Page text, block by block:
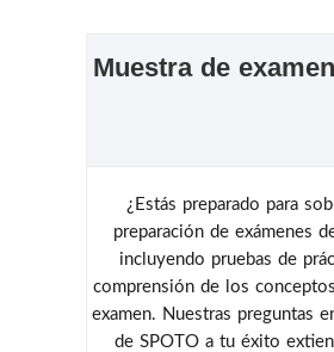
Muestra de
¿Estás preparado para
preparación de exámenes
incluyendo pruebas de
comprensión de los
examen. Nuestras preguntas
de SPOTO a tu éxito